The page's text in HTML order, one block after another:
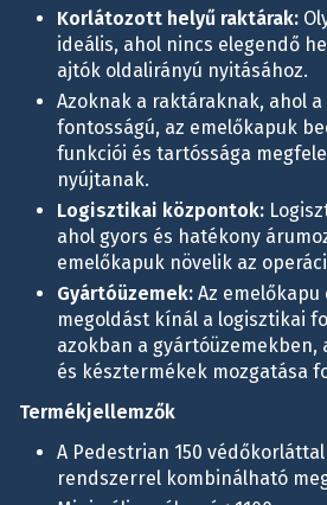
Korlátozott helyű raktárak:
ideális, ahol nincs elegendő
ajtók oldalirányú nyitásához.
Azoknak a raktáraknak, ahol
fontosságú, az emelőkapuk
funkciói és tartóssága
nyújtanak.
Logisztikai központok:
ahol gyors és hatékony
emelőkapuk növelik az
Gyártóüzemek: Az emelőkapu
megoldást kínál a logisztikai
azokban a gyártóüzemekben,
és késztermékek mozgatása
Termékjellemzők
A Pedestrian 150
rendszerrel kombinálható